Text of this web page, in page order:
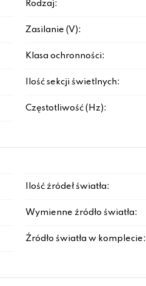
Rodzaj:
Zasilanie (V):
Klasa ochronności:
Ilość sekcji świetlnych:
Częstotliwość (Hz):
Ilość źródeł światła:
Wymienne źródło światła:
Źródło światła w komplecie: